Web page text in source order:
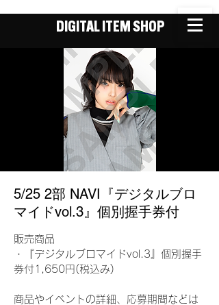
DIGITAL ITEM SHOP
5/25 2部 NAVI『デジタルブロ
マイドvol.3』個別握手券付
販売商品
・『デジタルブロマイドvol.3』個別握手
券付1,650円(税込み)
商品やイベントの詳細、応募期間などは